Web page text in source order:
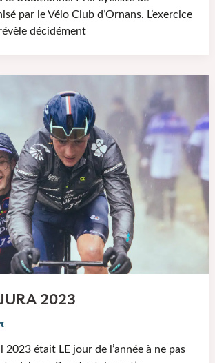
par le Vélo Club d’Ornans. L’exercice
décidément
2023
2023 était LE jour de l’année à ne pas